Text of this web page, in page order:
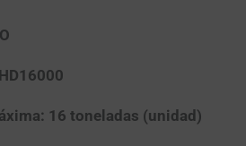
16 toneladas (unidad)